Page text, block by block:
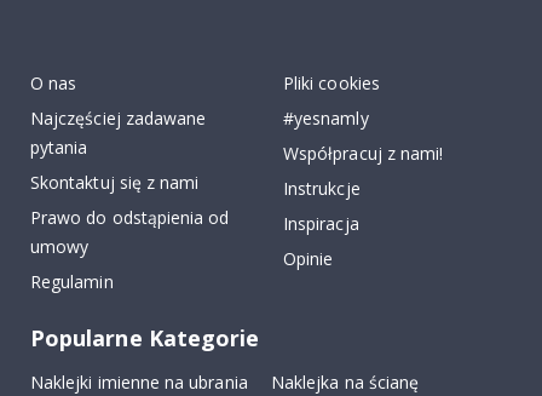
O nas
Najczęściej zadawane
pytania
Skontaktuj się z nami
Prawo do odstąpienia od
umowy
Regulamin
Pliki cookies
#yesnamly
Współpracuj z nami!
Instrukcje
Inspiracja
Opinie
Popularne Kategorie
Naklejki imienne na ubrania
Naklejka na ścianę